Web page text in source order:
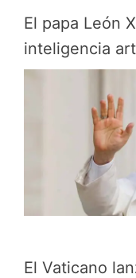
El papa León
inteligencia
El Vaticano